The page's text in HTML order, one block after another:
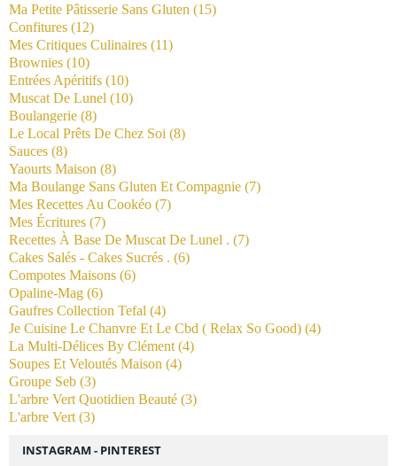
Ma Petite Pâtisserie Sans Gluten (15)
Confitures (12)
Mes Critiques Culinaires (11)
Brownies (10)
Entrées Apéritifs (10)
Muscat De Lunel (10)
Boulangerie (8)
Le Local Prêts De Chez Soi (8)
Sauces (8)
Yaourts Maison (8)
Ma Boulange Sans Gluten Et Compagnie (7)
Mes Recettes Au Cookéo (7)
Mes Écritures (7)
Recettes À Base De Muscat De Lunel . (7)
Cakes Salés - Cakes Sucrés . (6)
Compotes Maisons (6)
Opaline-Mag (6)
Gaufres Collection Tefal (4)
Je Cuisine Le Chanvre Et Le Cbd ( Relax So Good) (4)
La Multi-Délices By Clément (4)
Soupes Et Veloutés Maison (4)
Groupe Seb (3)
L'arbre Vert Quotidien Beauté (3)
L'arbre Vert (3)
INSTAGRAM - PINTEREST